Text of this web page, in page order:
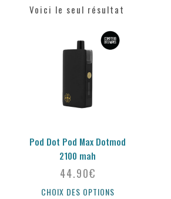
Voici le seul résultat
Pod Dot Pod Max Dotmod
2100 mah
44.90€
CHOIX DES OPTIONS